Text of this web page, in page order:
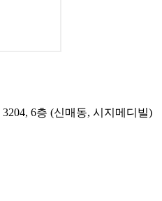
6층 (신매동, 시지메디빌)